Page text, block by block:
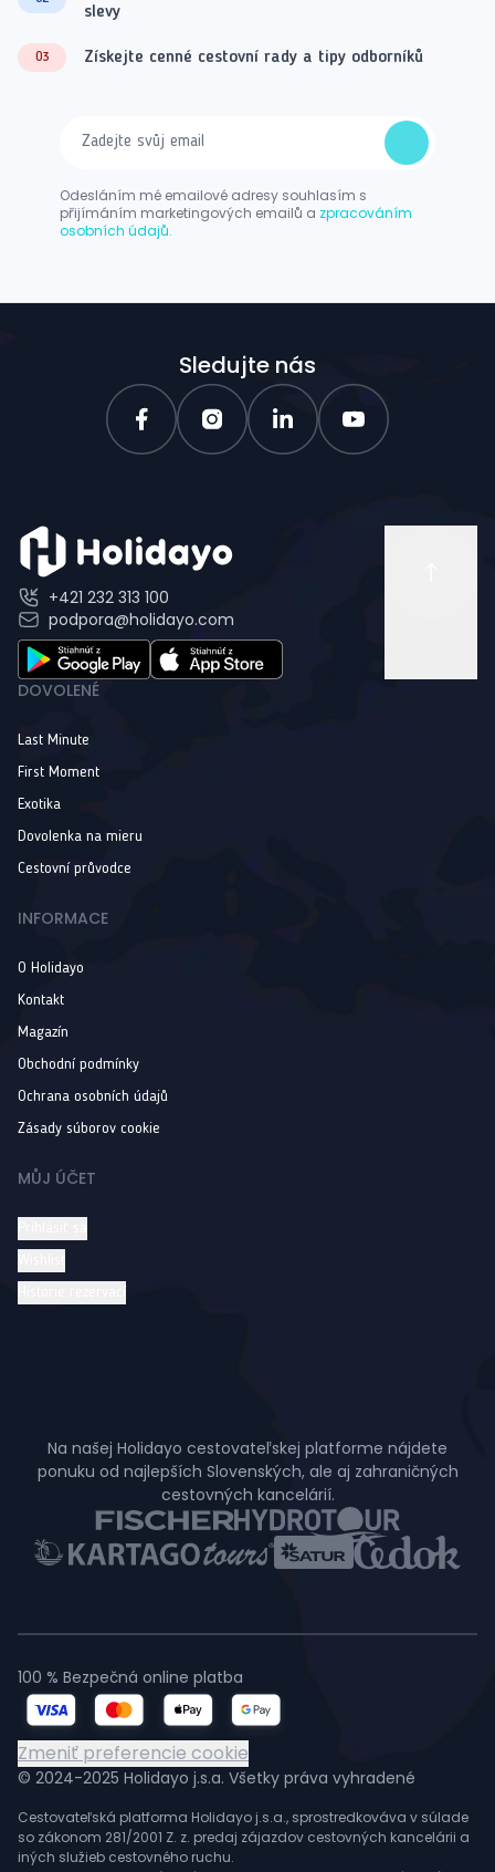
slevy
03 Získejte cenné cestovní rady a tipy odborníků
Odesláním mé emailové adresy souhlasím s
přijímáním marketingových emailů a zpracováním
osobních údajů.
Sledujte nás
+421 232 313 100
podpora@holidayo.com
DOVOLENÉ
Last Minute
First Moment
Exotika
Dovolenka na mieru
Cestovní průvodce
INFORMACE
O Holidayo
Kontakt
Magazín
Obchodní podmínky
Ochrana osobních údajů
Zásady súborov cookie
MŮJ ÚČET
Na našej Holidayo cestovateľskej platforme nájdete
ponuku od najlepších Slovenských, ale aj zahraničných
cestovných kancelárií.
© 2024-2025 Holidayo j.s.a. Všetky práva vyhradené
Cestovateľská platforma Holidayo j.s.a., sprostredkováva v súlade
so zákonom 281/2001 Z. z. predaj zájazdov cestovných kancelárii a
iných služieb cestovného ruchu.
100 % Bezpečná online platba
Zmeniť preferencie cookie